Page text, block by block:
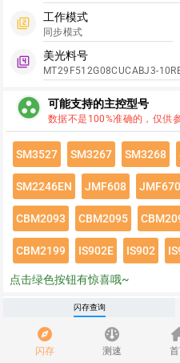
闪存 测速
filter_2
工作模式
同步模式
filter_4
美光料号
MT29F512G08CUCABJ3-
group_work 可能支持的主控型号
数据不是100%准确的，仅供
SM3527 SM3267 SM3268
SM2246EN JMF608
CBM2093 CBM2095
CBM2199 IS902E IS902
点击绿色按钮有惊喜哦~
请登录查看
闪存查询